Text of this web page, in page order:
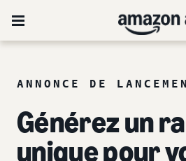
ANNONCE DE
Générez un
unique pour